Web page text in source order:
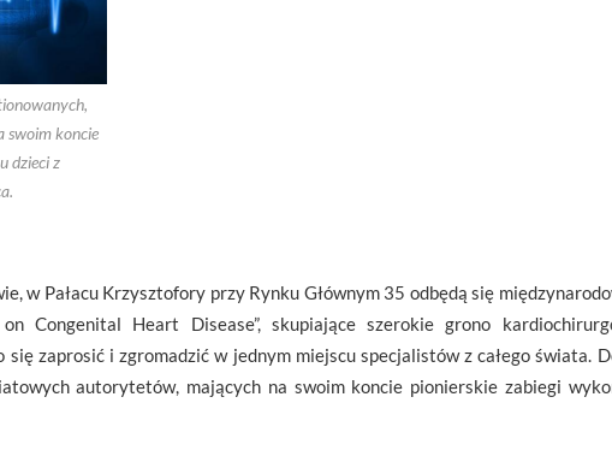
swoim koncie
dzieci z
w Pałacu Krzysztofory przy Rynku Głównym 35 odbędą się
Congenital Heart Disease”, skupiające szerokie grono
się zaprosić i zgromadzić w jednym miejscu specjalistów z całego świata.
autorytetów, mających na swoim koncie pionierskie zabiegi